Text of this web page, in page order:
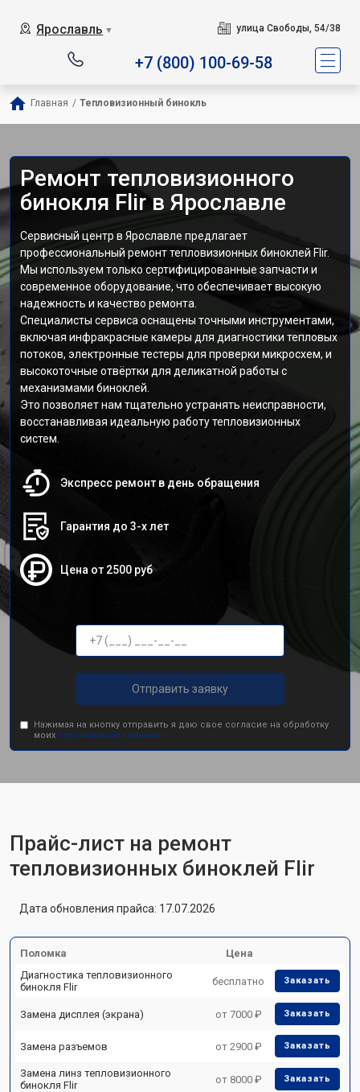
Ярославль ▼ улица Свободы, 54/38
+7 (800) 100-69-58
Главная / Тепловизионный бинокль
Ремонт тепловизионного
бинокля Flir в Ярославле
Сервисный центр в Ярославле предлагает
профессиональный ремонт тепловизионных биноклей Flir.
Мы используем только сертифицированные запчасти и
современное оборудование, что обеспечивает высокую
надежность и качество ремонта.
Специалисты сервиса оснащены точными инструментами,
включая инфракрасные камеры для диагностики тепловых
потоков, электронные тестеры для проверки микросхем, и
высокоточные отвёртки для деликатной работы с
механизмами биноклей.
Это позволяет нам тщательно устранять неисправности,
восстанавливая идеальную работу тепловизионных
систем.
Экспресс ремонт в день обращения
Гарантия до 3-х лет
Цена от 2500 руб
Отправить заявку
Нажимая на кнопку отправить я даю свое согласие на обработку
моих персональных данных.
Прайс-лист на ремонт
тепловизионных биноклей Flir
Дата обновления прайса: 17.07.2026
Поломка
Цена
Диагностика тепловизионного
бинокля Flir
бесплатно Заказать
Замена дисплея (экрана) от 7000 ₽ Заказать
Замена разъемов от 2900 ₽ Заказать
Замена линз тепловизионного
бинокля Flir
от 8000 ₽ Заказать